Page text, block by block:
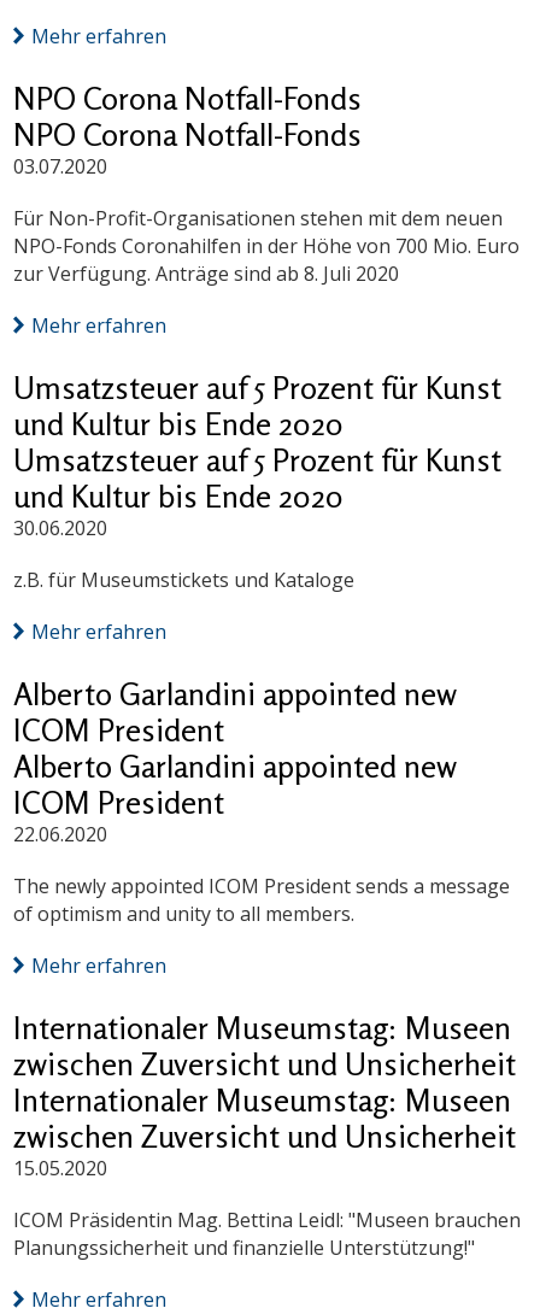
Mehr erfahren
NPO Corona Notfall-Fonds
NPO Corona Notfall-Fonds
03.07.2020
Für Non-Profit-Organisationen stehen mit dem neuen
NPO-Fonds Coronahilfen in der Höhe von 700 Mio. Euro
zur Verfügung. Anträge sind ab 8. Juli 2020
Mehr erfahren
Umsatzsteuer auf 5 Prozent für Kunst
und Kultur bis Ende 2020
Umsatzsteuer auf 5 Prozent für Kunst
und Kultur bis Ende 2020
30.06.2020
z.B. für Museumstickets und Kataloge
Mehr erfahren
Alberto Garlandini appointed new
ICOM President
Alberto Garlandini appointed new
ICOM President
22.06.2020
The newly appointed ICOM President sends a message
of optimism and unity to all members.
Mehr erfahren
Internationaler Museumstag: Museen
zwischen Zuversicht und Unsicherheit
Internationaler Museumstag: Museen
zwischen Zuversicht und Unsicherheit
15.05.2020
ICOM Präsidentin Mag. Bettina Leidl: "Museen brauchen
Planungssicherheit und finanzielle Unterstützung!"
Mehr erfahren